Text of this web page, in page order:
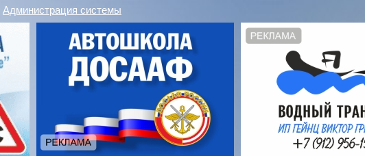
Администрация системы